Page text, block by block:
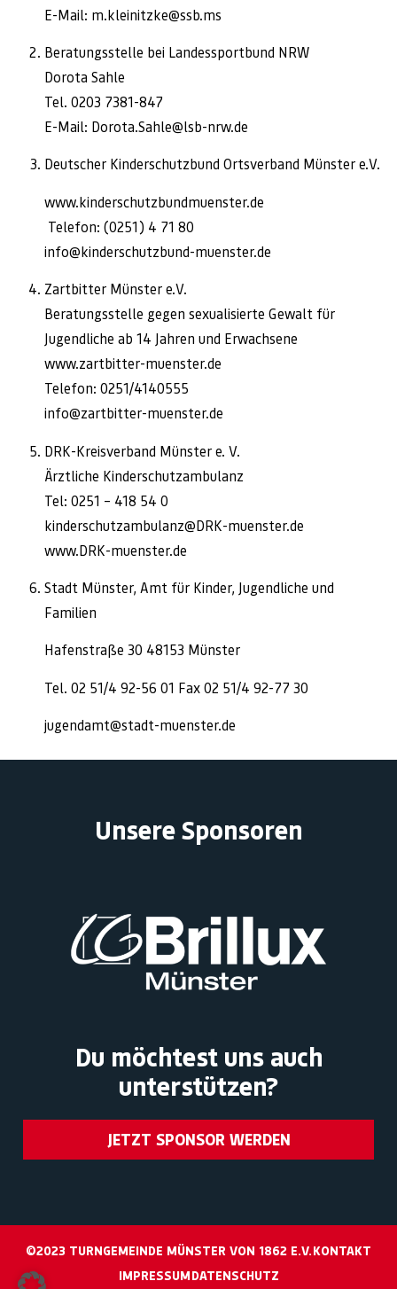
E-Mail: m.kleinitzke@ssb.ms
Beratungsstelle bei Landessportbund NRW
Dorota Sahle
Tel. 0203 7381-847
E-Mail: Dorota.Sahle@lsb-nrw.de
Deutscher Kinderschutzbund Ortsverband Münster e.V.
www.kinderschutzbundmuenster.de
Telefon: (0251) 4 71 80
info@kinderschutzbund-muenster.de
Zartbitter Münster e.V.
Beratungsstelle gegen sexualisierte Gewalt für
Jugendliche ab 14 Jahren und Erwachsene
www.zartbitter-muenster.de
Telefon: 0251/4140555
info@zartbitter-muenster.de
DRK-Kreisverband Münster e. V.
Ärztliche Kinderschutzambulanz
Tel: 0251 – 418 54 0
kinderschutzambulanz@DRK-muenster.de
www.DRK-muenster.de
Stadt Münster, Amt für Kinder, Jugendliche und
Familien
Hafenstraße 30 48153 Münster
Tel. 02 51/4 92-56 01 Fax 02 51/4 92-77 30
jugendamt@stadt-muenster.de
Unsere Sponsoren
Du möchtest uns auch
unterstützen?
JETZT SPONSOR WERDEN
©2023 TURNGEMEINDE MÜNSTER VON 1862 E.V.KONTAKT
IMPRESSUMDATENSCHUTZ